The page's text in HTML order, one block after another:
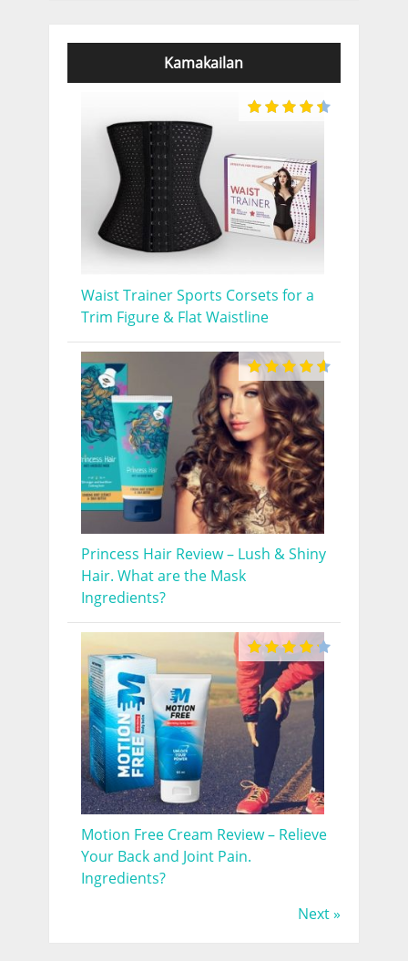
Kamakailan
Waist Trainer Sports Corsets for a
Trim Figure & Flat Waistline
Princess Hair Review – Lush & Shiny
Hair. What are the Mask
Ingredients?
Motion Free Cream Review – Relieve
Your Back and Joint Pain.
Ingredients?
Next »